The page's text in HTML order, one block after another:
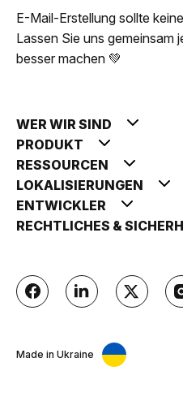
E-Mail-Erstellung sollte
Lassen Sie uns gemeinsam
besser machen 💚
WER WIR SIND
PRODUKT
RESSOURCEN
LOKALISIERUNGEN
ENTWICKLER
RECHTLICHES &
Made in Ukraine